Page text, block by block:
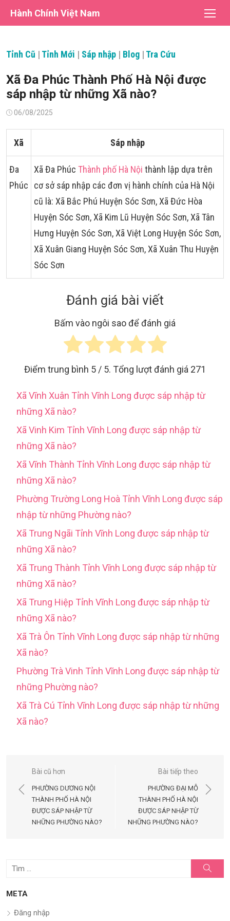
Hành Chính Việt Nam
Tỉnh Cũ | Tỉnh Mới | Sáp nhập | Blog | Tra Cứu
Xã Đa Phúc Thành Phố Hà Nội được
sáp nhập từ những Xã nào?
Đăng06/08/2025
Xã Sáp nhập
Đa
Phúc
Xã Đa Phúc Thành phố Hà Nội thành lập dựa trên
cơ sở sáp nhập các đơn vị hành chính của Hà Nội
cũ là: Xã Bắc Phú Huyện Sóc Sơn, Xã Đức Hòa
Huyện Sóc Sơn, Xã Kim Lũ Huyện Sóc Sơn, Xã Tân
Hưng Huyện Sóc Sơn, Xã Việt Long Huyện Sóc Sơn,
Xã Xuân Giang Huyện Sóc Sơn, Xã Xuân Thu Huyện
Sóc Sơn
Đánh giá bài viết
Bấm vào ngôi sao để đánh giá
Điểm trung bình 5 / 5. Tổng lượt đánh giá 271
Xã Vĩnh Xuân Tỉnh Vĩnh Long được sáp nhập từ
những Xã nào?
Xã Vinh Kim Tỉnh Vĩnh Long được sáp nhập từ
những Xã nào?
Xã Vĩnh Thành Tỉnh Vĩnh Long được sáp nhập từ
những Xã nào?
Phường Trường Long Hoà Tỉnh Vĩnh Long được sáp
nhập từ những Phường nào?
Xã Trung Ngãi Tỉnh Vĩnh Long được sáp nhập từ
những Xã nào?
Xã Trung Thành Tỉnh Vĩnh Long được sáp nhập từ
những Xã nào?
Xã Trung Hiệp Tỉnh Vĩnh Long được sáp nhập từ
những Xã nào?
Xã Trà Ôn Tỉnh Vĩnh Long được sáp nhập từ những
Xã nào?
Phường Trà Vinh Tỉnh Vĩnh Long được sáp nhập từ
những Phường nào?
Xã Trà Cú Tỉnh Vĩnh Long được sáp nhập từ những
Xã nào?
Điều
hướng
bài
viết
Bài cũ hơn
PHƯỜNG DƯƠNG NỘI
THÀNH PHỐ HÀ NỘI
ĐƯỢC SÁP NHẬP TỪ
NHỮNG PHƯỜNG NÀO?
Bài tiếp theo
PHƯỜNG ĐẠI MỖ
THÀNH PHỐ HÀ NỘI
ĐƯỢC SÁP NHẬP TỪ
NHỮNG PHƯỜNG NÀO?
Tìm
quả
kiếm
META
Đăng nhập